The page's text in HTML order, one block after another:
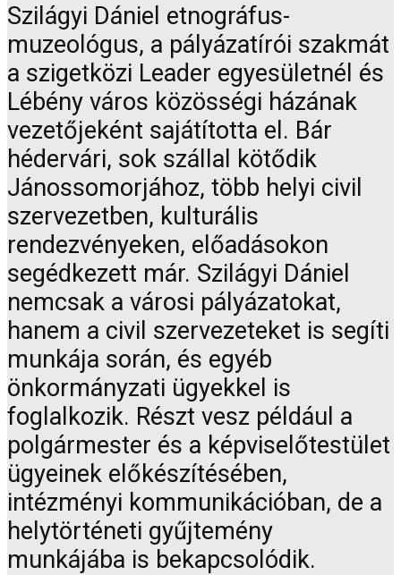
Szilágyi Dániel etnográfus-
muzeológus, a pályázatírói szakmát
a szigetközi Leader egyesületnél és
Lébény város közösségi házának
vezetőjeként sajátította el. Bár
hédervári, sok szállal kötődik
Jánossomorjához, több helyi civil
szervezetben, kulturális
rendezvényeken, előadásokon
segédkezett már. Szilágyi Dániel
nemcsak a városi pályázatokat,
hanem a civil szervezeteket is segíti
munkája során, és egyéb
önkormányzati ügyekkel is
foglalkozik. Részt vesz például a
polgármester és a képviselőtestület
ügyeinek előkészítésében,
intézményi kommunikációban, de a
helytörténeti gyűjtemény
munkájába is bekapcsolódik.